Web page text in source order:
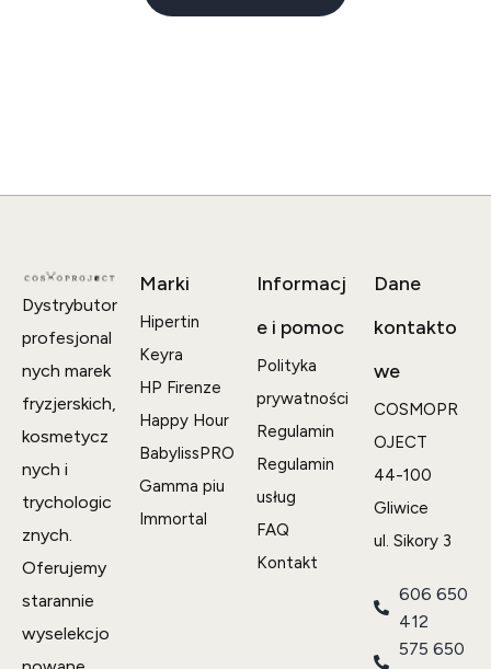
Dystrybutor
profesjonal
nych marek
fryzjerskich,
kosmetycz
nych i
trychologic
znych.
Oferujemy
starannie
wyselekcjo
Marki
Hipertin
Keyra
HP Firenze
Happy Hour
BabylissPRO
Gamma piu
Immortal
Informacj
e i pomoc
Polityka
prywatności
Regulamin
Regulamin
usług
FAQ
Kontakt
Dane
kontakto
we
COSMOPR
OJECT
44-100
Gliwice
ul. Sikory 3
606 650
412
575 650